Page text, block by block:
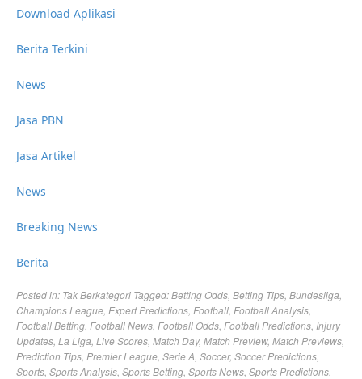
Download Aplikasi
Berita Terkini
News
Jasa PBN
Jasa Artikel
News
Breaking News
Berita
Posted in: Tak Berkategori Tagged:Betting Odds Betting Tips Bundesliga
Champions League Expert Predictions Football Football Analysis
Football Betting Football News Football Odds Football Predictions Injury
Updates La Liga Live Scores Match Day, Match Preview, Match Previews
Prediction Tips Premier League Serie A Soccer, Soccer Predictions
Sports Sports Analysis Sports Betting Sports News Sports Predictions